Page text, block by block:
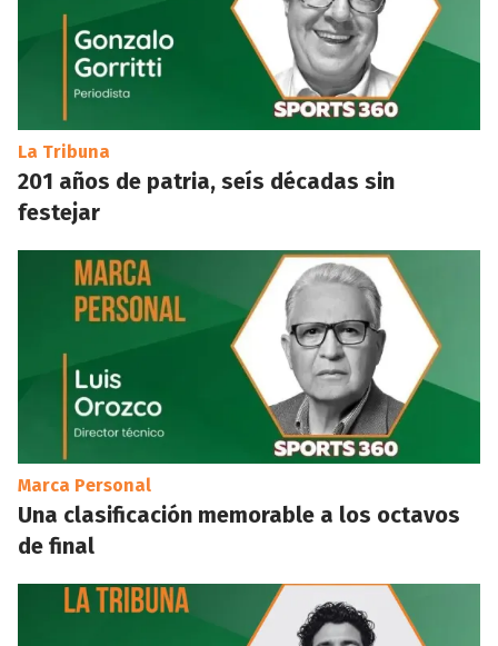
La Tribuna
201 años de patria, seís décadas sin
festejar
Marca Personal
Una clasificación memorable a los octavos
de final